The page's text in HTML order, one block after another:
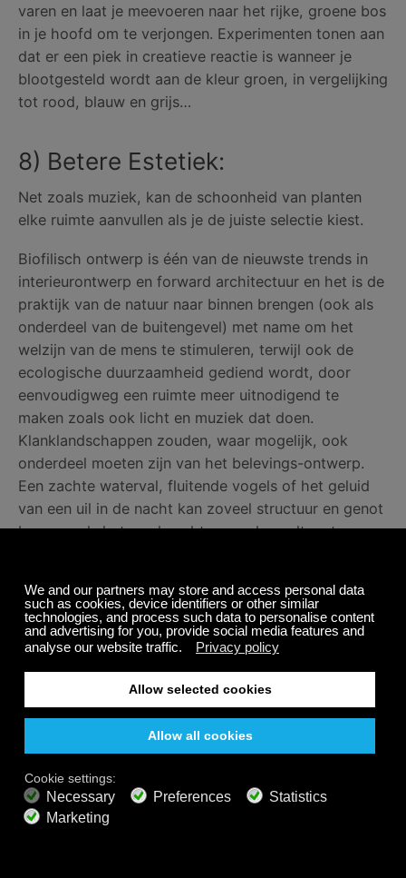
varen en laat je meevoeren naar het rijke, groene bos
in je hoofd om te verjongen. Experimenten tonen aan
dat er een piek in creatieve reactie is wanneer je
blootgesteld wordt aan de kleur groen, in vergelijking
tot rood, blauw en grijs…
8) Betere Estetiek:
Net zoals muziek, kan de schoonheid van planten
elke ruimte aanvullen als je de juiste selectie kiest.
Biofilisch ontwerp is één van de nieuwste trends in
interieurontwerp en forward architectuur en het is de
praktijk van de natuur naar binnen brengen (ook als
onderdeel van de buitengevel) met name om het
welzijn van de mens te stimuleren, terwijl ook de
ecologische duurzaamheid gediend wordt, door
eenvoudigweg een ruimte meer uitnodigend te
maken zoals ook licht en muziek dat doen.
Klanklandschappen zouden, waar mogelijk, ook
onderdeel moeten zijn van het belevings-ontwerp.
Een zachte waterval, fluitende vogels of het geluid
van een uil in de nacht kan zoveel structuur en genot
brengen als het op de achtergrond speelt met onze
En tenslotte…
Net zoals je onder de indruk zou zijn van een warm
onthaal, een voortreffelijk kunstwerk, een
indrukwekkend meubelstuk – planten zijn geen
uitzondering en kunnen op positieve wijze een ruimte
beïnvloeden, net zo zeer als buiten. Je Jasmijnstruik
bonsaiboompje dat je al 30 jaar lang met precisie
cultiveert, dragen bij aan de het karakter en de
schoonheid van je ruimte. Niet alleen jij zal van het